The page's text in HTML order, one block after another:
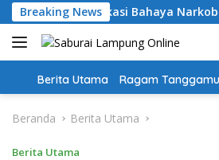
Langsung
ke
konten
Breaking News
Edukasi Bahaya Narkoba
Home
Berita Utama Ragam
Beranda Berita Utama
Berita Utama